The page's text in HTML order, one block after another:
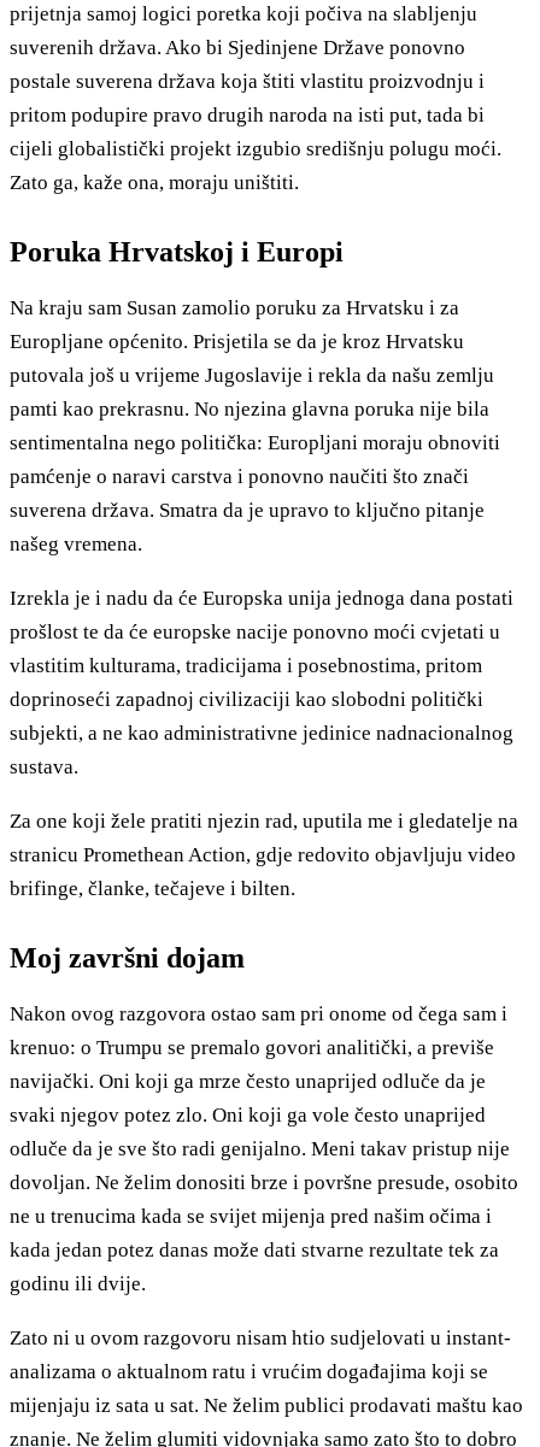
prijetnja samoj logici poretka koji počiva na slabljenju
suverenih država. Ako bi Sjedinjene Države ponovno
postale suverena država koja štiti vlastitu proizvodnju i
pritom podupire pravo drugih naroda na isti put, tada bi
cijeli globalistički projekt izgubio središnju polugu moći.
Zato ga, kaže ona, moraju uništiti.
Poruka Hrvatskoj i Europi
Na kraju sam Susan zamolio poruku za Hrvatsku i za
Europljane općenito. Prisjetila se da je kroz Hrvatsku
putovala još u vrijeme Jugoslavije i rekla da našu zemlju
pamti kao prekrasnu. No njezina glavna poruka nije bila
sentimentalna nego politička: Europljani moraju obnoviti
pamćenje o naravi carstva i ponovno naučiti što znači
suverena država. Smatra da je upravo to ključno pitanje
našeg vremena.
Izrekla je i nadu da će Europska unija jednoga dana postati
prošlost te da će europske nacije ponovno moći cvjetati u
vlastitim kulturama, tradicijama i posebnostima, pritom
doprinoseći zapadnoj civilizaciji kao slobodni politički
subjekti, a ne kao administrativne jedinice nadnacionalnog
sustava.
Za one koji žele pratiti njezin rad, uputila me i gledatelje na
stranicu Promethean Action, gdje redovito objavljuju video
brifinge, članke, tečajeve i bilten.
Moj završni dojam
Nakon ovog razgovora ostao sam pri onome od čega sam i
krenuo: o Trumpu se premalo govori analitički, a previše
navijački. Oni koji ga mrze često unaprijed odluče da je
svaki njegov potez zlo. Oni koji ga vole često unaprijed
odluče da je sve što radi genijalno. Meni takav pristup nije
dovoljan. Ne želim donositi brze i površne presude, osobito
ne u trenucima kada se svijet mijenja pred našim očima i
kada jedan potez danas može dati stvarne rezultate tek za
godinu ili dvije.
Zato ni u ovom razgovoru nisam htio sudjelovati u instant-
analizama o aktualnom ratu i vrućim događajima koji se
mijenjaju iz sata u sat. Ne želim publici prodavati maštu kao
znanje. Ne želim glumiti vidovnjaka samo zato što to dobro